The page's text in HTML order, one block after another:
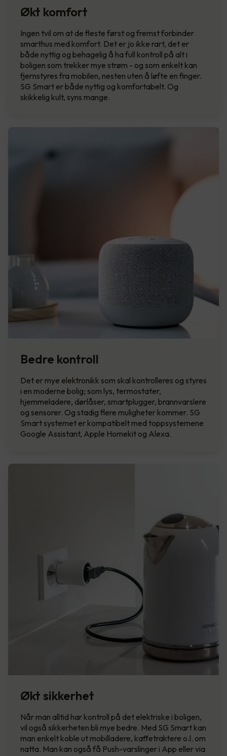
Økt komfort
Ingen tvil om at de fleste først og fremst forbinder
smarthus med komfort. Det er jo ikke rart, det er
både nyttig og behagelig å ha full kontroll på alt i
boligen som trekker mye strøm - og som enkelt kan
fjernstyres fra mobilen, nesten uten å løfte en finger.
SG Smart er både nyttig og komfortabelt. Og
skikkelig kult, syns mange.
Bedre kontroll
Det er mye elektronikk som skal kontrolleres og styres
i en moderne bolig; som lys, termostater,
hjemmeladere, dørlåser, smartplugger, brannvarslere
og sensorer. Og stadig flere muligheter kommer. SG
Smart systemet er kompatibelt med toppsystemene
Google Assistant, Apple Homekit og Alexa.
Økt sikkerhet
Når man alltid har kontroll på det elektriske i boligen,
vil også sikkerheten bli mye bedre. Med SG Smart kan
man enkelt koble ut mobilladere, kaffetraktere o.l. om
natta. Man kan også få Push-varslinger i App eller via